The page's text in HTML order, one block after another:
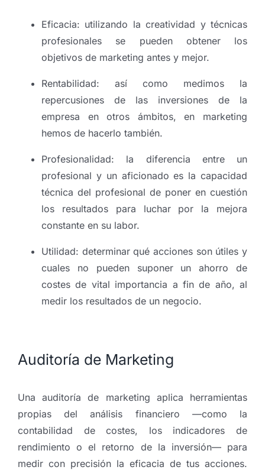
Eficacia: utilizando la creatividad y técnicas
profesionales se pueden obtener los
objetivos de marketing antes y mejor.
Rentabilidad: así como medimos la
repercusiones de las inversiones de la
empresa en otros ámbitos, en marketing
hemos de hacerlo también.
Profesionalidad: la diferencia entre un
profesional y un aficionado es la capacidad
técnica del profesional de poner en cuestión
los resultados para luchar por la mejora
constante en su labor.
Utilidad: determinar qué acciones son útiles y
cuales no pueden suponer un ahorro de
costes de vital importancia a fin de año, al
medir los resultados de un negocio.
Auditoría de Marketing
Una auditoría de marketing aplica herramientas
propias del análisis financiero —como la
contabilidad de costes, los indicadores de
rendimiento o el retorno de la inversión— para
medir con precisión la eficacia de tus acciones.